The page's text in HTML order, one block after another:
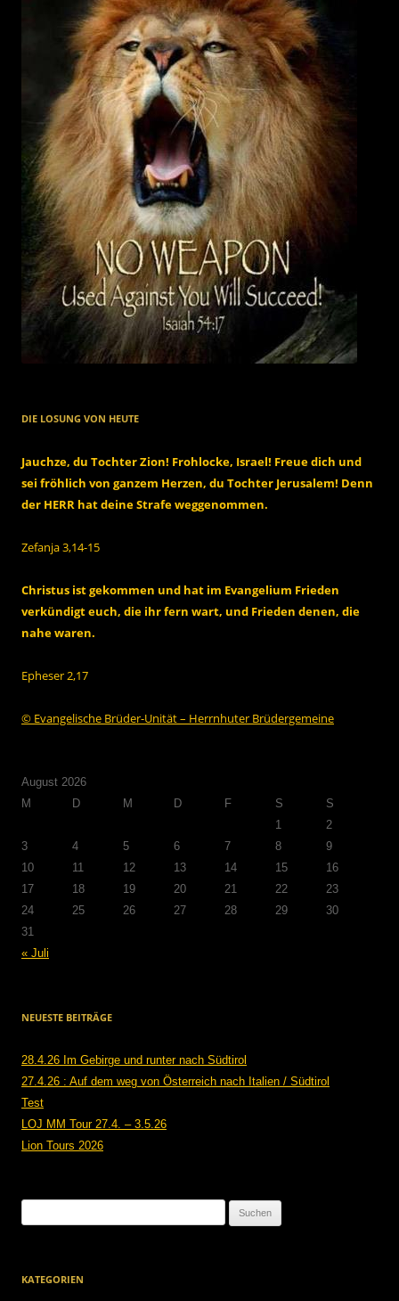
DIE LOSUNG VON HEUTE
Jauchze, du Tochter Zion! Frohlocke, Israel! Freue dich und
sei fröhlich von ganzem Herzen, du Tochter Jerusalem! Denn
der HERR hat deine Strafe weggenommen.
Zefanja 3,14-15
Christus ist gekommen und hat im Evangelium Frieden
verkündigt euch, die ihr fern wart, und Frieden denen, die
nahe waren.
Epheser 2,17
© Evangelische Brüder-Unität – Herrnhuter Brüdergemeine
August 2026
M
D M D F S
S
1
2
3
4 5 6 7 8
9
10
11 12 13 14 15
16
17
18 19 20 21 22
23
24
25 26 27 28 29
30
31
« Juli
NEUESTE BEITRÄGE
28.4.26 Im Gebirge und runter nach Südtirol
27.4.26 : Auf dem weg von Österreich nach Italien / Südtirol
Test
LOJ MM Tour 27.4. – 3.5.26
Lion Tours 2026
KATEGORIEN